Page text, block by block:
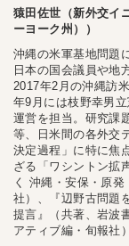
猿田佐世（新外交イ
ーヨーク州））
沖縄の米軍基地問題
日本の国会議員や地
2017年2月の沖縄訪
年9月には枝野幸男
運営を担当。研究課
等、日米間の各外交
決定過程」に特に焦
ざる「ワシントン拡
く 沖縄・安保・原
社）、『辺野古問題
提言』（共著、岩波
アティブ編・旬報社